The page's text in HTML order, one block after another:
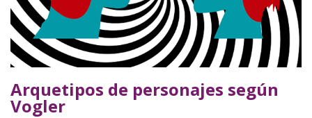
Arquetipos de personajes según
Vogler